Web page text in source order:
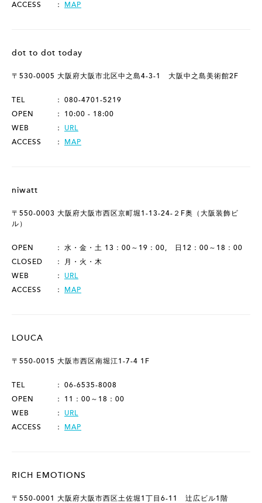
ACCESS
MAP
dot to dot today
〒530-0005 大阪府大阪市北区中之島4-3-1 大阪中之島美術館2F
TEL
080-4701-5219
OPEN
10:00 - 18:00
WEB
URL
ACCESS
MAP
niwatt
〒550-0003 大阪府大阪市西区京町堀1-13-24-２F奥（大阪装飾ビ
ル）
OPEN
水・金・土 13：00～19：00, 日12：00～18：00
CLOSED
月・火・木
WEB
URL
ACCESS
MAP
LOUCA
〒550-0015 大阪市西区南堀江1-7-4 1F
TEL
06-6535-8008
OPEN
11：00～18：00
WEB
URL
ACCESS
MAP
RICH EMOTIONS
〒550-0001 大阪府大阪市西区土佐堀1丁目6-11 辻広ビル1階